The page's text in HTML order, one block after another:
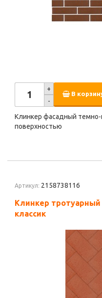
+
-
В
Клинкер фасадный темно-
поверхностью
Артикул: 2158738116
Клинкер
классик